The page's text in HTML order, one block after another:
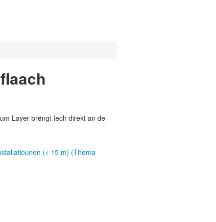
Layer brëngt Iech direkt an de
(< 15 m) (Thema